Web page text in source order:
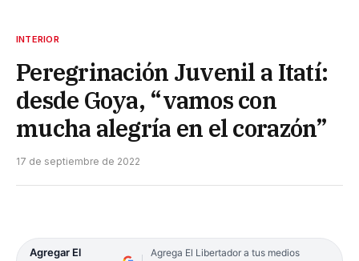
INTERIOR
Peregrinación Juvenil a Itatí:
desde Goya, “vamos con
mucha alegría en el corazón”
17 de septiembre de 2022
Agregar El
Agrega El Libertador a tus medios